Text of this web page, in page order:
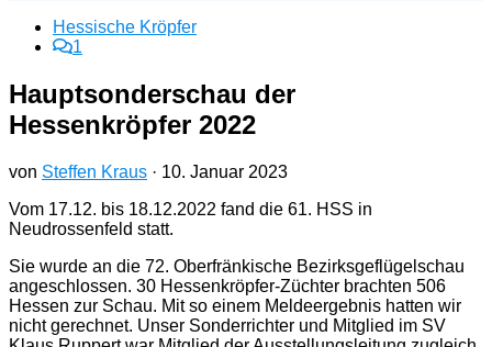
Hessische Kröpfer
1
Hauptsonderschau der
Hessenkröpfer 2022
von Steffen Kraus · 10. Januar 2023
Vom 17.12. bis 18.12.2022 fand die 61. HSS in
Neudrossenfeld statt.
Sie wurde an die 72. Oberfränkische Bezirksgeflügelschau
angeschlossen. 30 Hessenkröpfer-Züchter brachten 506
Hessen zur Schau. Mit so einem Meldeergebnis hatten wir
nicht gerechnet. Unser Sonderrichter und Mitglied im SV